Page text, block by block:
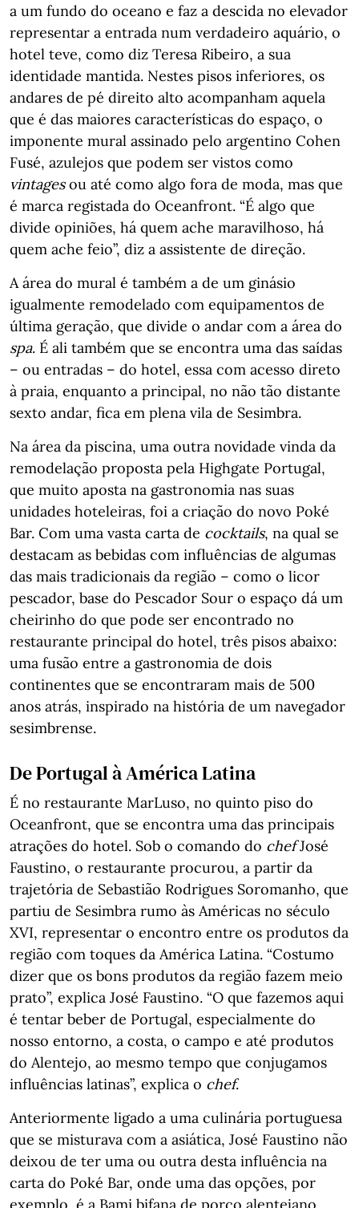
a um fundo do oceano e faz a descida no elevador
representar a entrada num verdadeiro aquário, o
hotel teve, como diz Teresa Ribeiro, a sua
identidade mantida. Nestes pisos inferiores, os
andares de pé direito alto acompanham aquela
que é das maiores características do espaço, o
imponente mural assinado pelo argentino Cohen
Fusé, azulejos que podem ser vistos como
vintagesou até como algo fora de moda, mas que
é marca registada do Oceanfront. “É algo que
divide opiniões, há quem ache maravilhoso, há
quem ache feio”, diz a assistente de direção.
A área do mural é também a de um ginásio
igualmente remodelado com equipamentos de
última geração, que divide o andar com a área do
spa. É ali também que se encontra uma das saídas
– ou entradas – do hotel, essa com acesso direto
à praia, enquanto a principal, no não tão distante
sexto andar, fica em plena vila de Sesimbra.
Na área da piscina, uma outra novidade vinda da
remodelação proposta pela Highgate Portugal,
que muito aposta na gastronomia nas suas
unidades hoteleiras, foi a criação do novo Poké
Bar. Com uma vasta carta de cocktails, na qual se
destacam as bebidas com influências de algumas
das mais tradicionais da região – como o licor
pescador, base do Pescador Sour o espaço dá um
cheirinho do que pode ser encontrado no
restaurante principal do hotel, três pisos abaixo:
uma fusão entre a gastronomia de dois
continentes que se encontraram mais de 500
anos atrás, inspirado na história de um navegador
sesimbrense.
De Portugal à América Latina
É no restaurante MarLuso, no quinto piso do
Oceanfront, que se encontra uma das principais
atrações do hotel. Sob o comando do chefJosé
Faustino, o restaurante procurou, a partir da
trajetória de Sebastião Rodrigues Soromanho, que
partiu de Sesimbra rumo às Américas no século
XVI, representar o encontro entre os produtos da
região com toques da América Latina. “Costumo
dizer que os bons produtos da região fazem meio
prato”, explica José Faustino. “O que fazemos aqui
é tentar beber de Portugal, especialmente do
nosso entorno, a costa, o campo e até produtos
do Alentejo, ao mesmo tempo que conjugamos
influências latinas”, explica o chef.
Anteriormente ligado a uma culinária portuguesa
que se misturava com a asiática, José Faustino não
deixou de ter uma ou outra desta influência na
carta do Poké Bar, onde uma das opções, por
exemplo, é a Bami bifana de porco alentejano,